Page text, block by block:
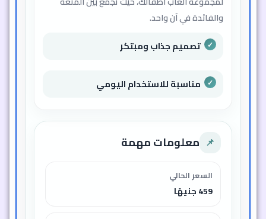
والفائدة في آن واحد.
تصميم جذاب ومبتكر
مناسبة للاستخدام اليومي
📌 معلومات مهمة
السعر الحالي
459 جنيهًا